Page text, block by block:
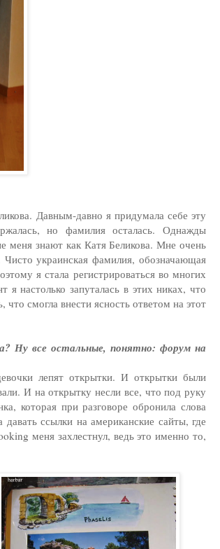
Давным-давно я придумала себе эту
но фамилия осталась. Однажды
меня знают как Катя Беликова. Мне очень
украинская фамилия, обозначающая
я стала регистрироваться во многих
настолько запуталась в этих никах, что
смогла внести ясность ответом на этот
Ну все остальные, понятно: форум на
лепят открытки. И открытки были
И на открытку несли все, что под руку
которая при разговоре обронила слова
ссылки на американские сайты, где
меня захлестнул, ведь это именно то,